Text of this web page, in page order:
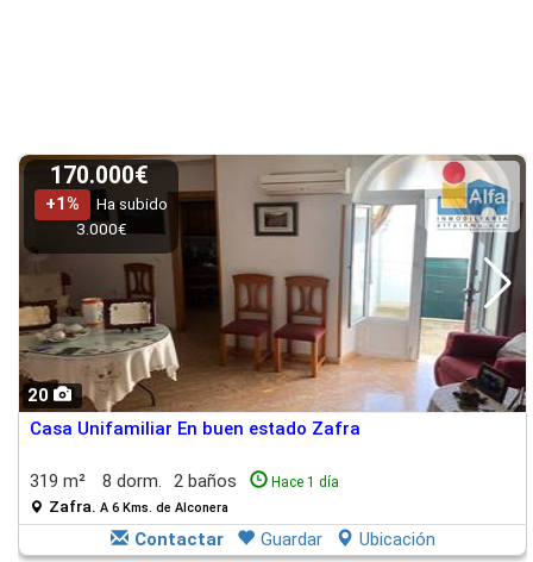
20
170.000€
+1%
Ha subido
3.000€
Casa Unifamiliar En buen estado Zafra
319 m² 8 dorm. 2 baños Hace 1 día
Zafra. A 6 Kms. de Alconera
Contactar Guardar Ubicación